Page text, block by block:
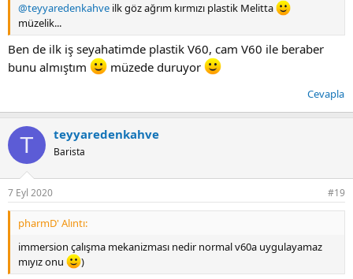
@teyyaredenkahve ilk göz ağrım kırmızı plastik Melitta
müzelik...
Ben de ilk iş seyahatimde plastik V60, cam V60 ile beraber
bunu almıştım
müzede duruyor
Cevapla
T teyyaredenkahve
Barista
7 Eyl 2020 #19
pharmD' Alıntı:
immersion çalışma mekanizması nedir normal v60a uygulayamaz
mıyız onu
)